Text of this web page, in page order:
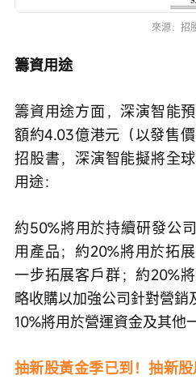
來源：招
籌資用途
籌資用途方面，深演智能
額約4.03億港元（以發售
招股書，深演智能擬將全
用途：
約50%將用於持續研發公
用產品；約20%將用於拓
一步拓展客戶群；約20%
略收購以加強公司針對營銷
10%將用於營運資金及其他
抽新股黃金季已到！抽新